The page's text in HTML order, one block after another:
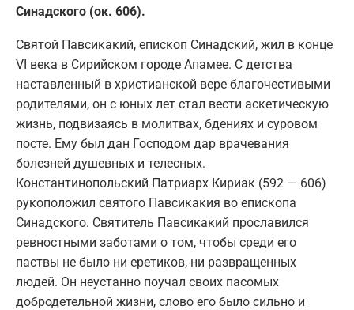
Синадского (ок. 606).
Святой Павсикакий, епископ Синадский, жил в конце
VI века в Сирийском городе Апамее. С детства
наставленный в христианской вере благочестивыми
родителями, он с юных лет стал вести аскетическую
жизнь, подвизаясь в молитвах, бдениях и суровом
посте. Ему был дан Господом дар врачевания
болезней душевных и телесных.
Константинопольский Патриарх Кириак (592 — 606)
рукоположил святого Павсикакия во епископа
Синадского. Святитель Павсикакий прославился
ревностными заботами о том, чтобы среди его
паствы не было ни еретиков, ни развращенных
людей. Он неустанно поучал своих пасомых
добродетельной жизни, слово его было сильно и